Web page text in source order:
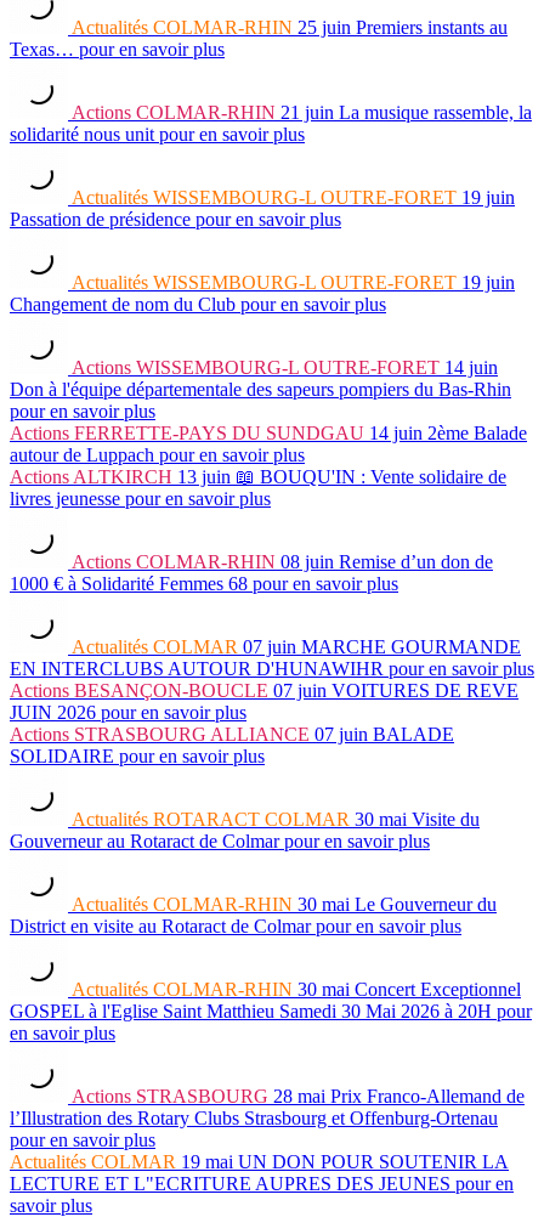
Actualités COLMAR-RHIN 25 juin Premiers instants au
Texas… pour en savoir plus
Actions COLMAR-RHIN 21 juin La musique rassemble, la
solidarité nous unit pour en savoir plus
Actualités WISSEMBOURG-L OUTRE-FORET 19 juin
Passation de présidence pour en savoir plus
Actualités WISSEMBOURG-L OUTRE-FORET 19 juin
Changement de nom du Club pour en savoir plus
Actions WISSEMBOURG-L OUTRE-FORET 14 juin
Don à l'équipe départementale des sapeurs pompiers du Bas-Rhin
pour en savoir plus
Actions FERRETTE-PAYS DU SUNDGAU 14 juin 2ème Balade
autour de Luppach pour en savoir plus
Actions ALTKIRCH 13 juin 📖 BOUQU'IN : Vente solidaire de
livres jeunesse pour en savoir plus
Actions COLMAR-RHIN 08 juin Remise d’un don de
1000 € à Solidarité Femmes 68 pour en savoir plus
Actualités COLMAR 07 juin MARCHE GOURMANDE
EN INTERCLUBS AUTOUR D'HUNAWIHR pour en savoir plus
Actions BESANÇON-BOUCLE 07 juin VOITURES DE REVE
JUIN 2026 pour en savoir plus
Actions STRASBOURG ALLIANCE 07 juin BALADE
SOLIDAIRE pour en savoir plus
Actualités ROTARACT COLMAR 30 mai Visite du
Gouverneur au Rotaract de Colmar pour en savoir plus
Actualités COLMAR-RHIN 30 mai Le Gouverneur du
District en visite au Rotaract de Colmar pour en savoir plus
Actualités COLMAR-RHIN 30 mai Concert Exceptionnel
GOSPEL à l'Eglise Saint Matthieu Samedi 30 Mai 2026 à 20H pour
en savoir plus
Actions STRASBOURG 28 mai Prix Franco-Allemand de
l’Illustration des Rotary Clubs Strasbourg et Offenburg-Ortenau
pour en savoir plus
Actualités COLMAR 19 mai UN DON POUR SOUTENIR LA
LECTURE ET L"ECRITURE AUPRES DES JEUNES pour en
savoir plus